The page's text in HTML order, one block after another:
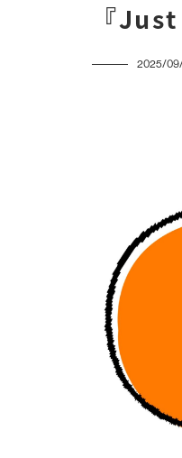
『
2025/